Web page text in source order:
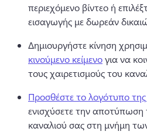
περιεχόμενο βίντεο ή
εισαγωγής με δωρεάν
Δημιουργήστε κίνηση
κινούμενο κείμενο για να
τους χαιρετισμούς του
Προσθέστε το λογότυπο
ενισχύσετε την
καναλιού σας στη μνήμη